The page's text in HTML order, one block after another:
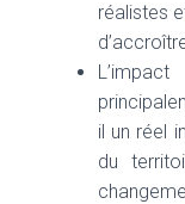
réalistes
il un réel
du